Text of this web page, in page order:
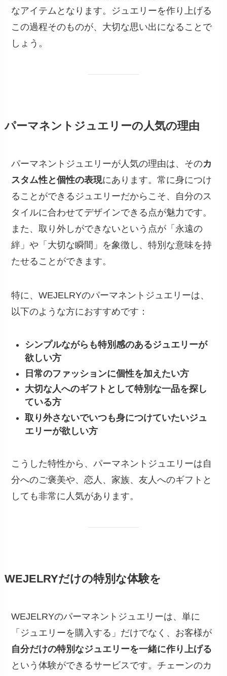
なアイテムとなります。ジュエリーを作り上げる
この過程そのものが、大切な思い出になることで
しょう。
パーマネントジュエリーの人気の理由
パーマネントジュエリーが人気の理由は、そのカ
スタム性と個性の表現にあります。常に身につけ
ることができるジュエリーだからこそ、自分のス
タイルに合わせてデザインできる点が魅力です。
また、取り外しができないという点が「永遠の
絆」や「大切な瞬間」を象徴し、特別な意味を持
たせることができます。
特に、WEJELRYのパーマネントジュエリーは、
以下のような方におすすめです：
シンプルながらも特別感のあるジュエリーが
欲しい方
日常のファッションに個性を加えたい方
大切な人へのギフトとして特別な一品を探し
ている方
取り外さないでいつも身につけていたいジュ
エリーが欲しい方
こうした特性から、パーマネントジュエリーは自
分へのご褒美や、恋人、家族、友人へのギフトと
しても非常に人気があります。
WEJELRYだけの特別な体験を
WEJELRYのパーマネントジュエリーは、単に
「ジュエリーを購入する」だけでなく、お客様が
自分だけの特別なジュエリーを一緒に作り上げる
という体験ができるサービスです。チェーンのカ